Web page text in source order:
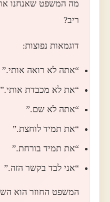
מה המשפט שאנחנו
ריב?
דוגמאות נפוצות:
“אתה לא רואה אותי.”
“את לא מכבדת אותי.”
“אתה לא שם.”
“את תמיד לוחצת.”
“את תמיד בורחת.”
“אני לבד בקשר הזה.”
המשפט החוזר הוא